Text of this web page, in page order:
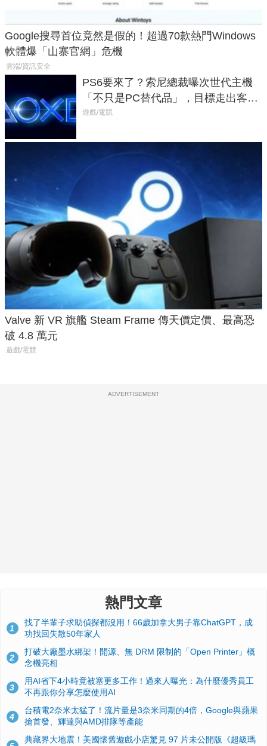
Google搜尋首位竟然是假的！超過70款熱門Windows
軟體爆「山寨官網」危機
雲端/資訊安全
PS6要來了？索尼總裁曝次世代主機
「不只是PC替代品」，目標走出客
廳、進軍電競桌面
遊戲/電競
Valve 新 VR 旗艦 Steam Frame 傳天價定價、最高恐
破 4.8 萬元
遊戲/電競
ADVERTISEMENT
熱門文章
1
找了半輩子求助偵探都沒用！66歲加拿大男子靠ChatGPT，成
功找回失散50年家人
2
打破大廠墨水綁架！開源、無 DRM 限制的「Open Printer」概
念機亮相
3
用AI省下4小時竟被塞更多工作！過來人曝光：為什麼優秀員工
不再跟你分享怎麼使用AI
4
台積電2奈米太猛了！流片量是3奈米同期的4倍，Google與蘋果
搶首發、輝達與AMD排隊等產能
典藏界大地震！美國懷舊遊戲小店驚見 97 片未公開版《超級瑪